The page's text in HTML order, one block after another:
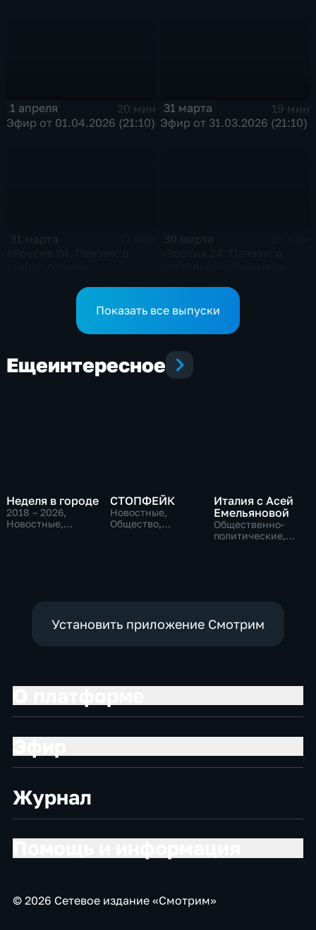
1 апреля
20 мин
Эфир от 01.04.2026 (21:10)
31 марта
19 мин
Эфир от 31.03.2026 (21:10)
Показать все выпуски
Ещеинтересное
Неделя в городе
2018 – 2026,
Новостные,
СТОПФЕЙК
Новостные,
Общество,
Италия с Асей
Емельяновой
Общественно-
политические,
Установить приложение Смотрим
Журнал
© 2026 Сетевое издание «Смотрим»